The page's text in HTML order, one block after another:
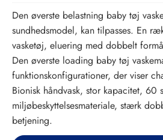
Den øverste belastning baby tøj
sundhedsmodel, kan tilpasses. En
vasketøj, eluering med dobbelt
Den øverste loading baby tøj
funktionskonfigurationer, der viser
Bionisk håndvask, stor kapacitet, 60
miljøbeskyttelsesmateriale, stærk
betjening.